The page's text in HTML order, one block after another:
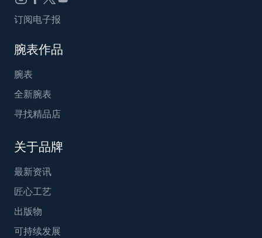
订阅电子报
腕表作品
腕表
全新腕表
寻找精品店
关于品牌
最新资讯
匠心工艺
出版物
可持续发展